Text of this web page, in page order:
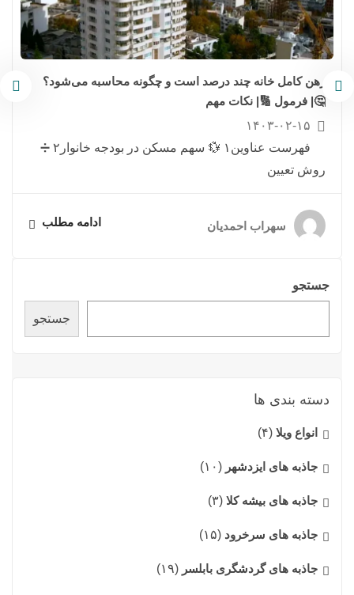
جستجو
جستجو
دسته بندی ها
انواع ویلا (۴)
جاذبه های ایزدشهر (۱۰)
جاذبه های بیشه کلا (۳)
جاذبه های سرخرود (۱۵)
جاذبه های گردشگری بابلسر (۱۹)
رهن کامل خانه چند درصد است و چگونه محاسبه می‌شود؟
🤔| فرمول 🔢| نکات مهم
۱۴۰۳-۰۲-۱۵
فهرست عناوین۱ 💱 سهم مسکن در بودجه خانوار۲ ➗
روش تعیین
سهراب احمدیان ادامه مطلب